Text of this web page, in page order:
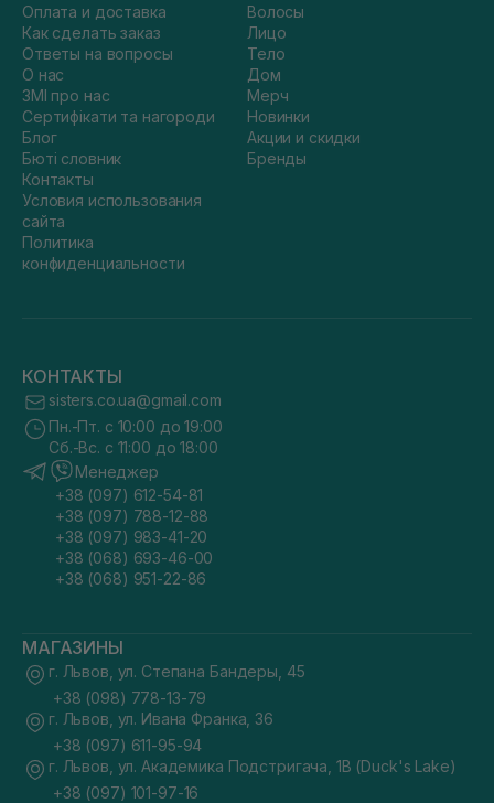
Оплата и доставка
Как сделать заказ
Ответы на вопросы
О нас
ЗМІ про нас
Сертифікати та нагороди
Блог
Бюті словник
Контакты
Условия использования
сайта
Политика
конфиденциальности
Волосы
Лицо
Тело
Дом
Мерч
Новинки
Акции и скидки
Бренды
КОНТАКТЫ
sisters.co.ua@gmail.com
Пн.-Пт. с 10:00 до 19:00
Сб.-Вс. с 11:00 до 18:00
Менеджер
+38 (097) 612-54-81
+38 (097) 788-12-88
+38 (097) 983-41-20
+38 (068) 693-46-00
+38 (068) 951-22-86
МАГАЗИНЫ
г. Львов, ул. Степана Бандеры, 45
+38 (098) 778-13-79
г. Львов, ул. Ивана Франка, 36
+38 (097) 611-95-94
г. Львов, ул. Академика Подстригача, 1В (Duck's Lake)
+38 (097) 101-97-16